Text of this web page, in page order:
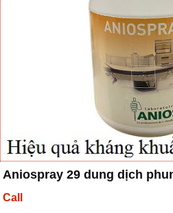
Aniospray 29 dung dịch
Call